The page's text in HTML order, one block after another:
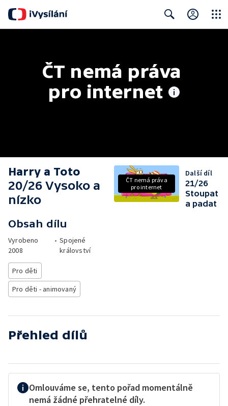
ČT nemá práva
pro internet
Harry a Toto
20/26 Vysoko a
nízko
Obsah dílu
Vyrobeno
2008
• Spojené
království
Pro děti
Pro děti - animovaný
ČT nemá práva
pro internet
Další díl
21/26
Stoupat
a padat
Přehled dílů
Omlouváme se, tento pořad momentálně
nemá žádné přehratelné díly.